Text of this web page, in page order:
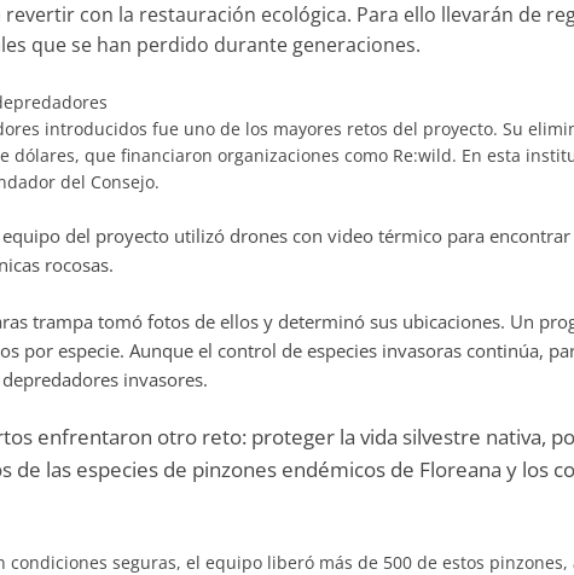
con la restauración ecológica. Para ello llevarán de
que se han perdido durante generaciones.
introducidos fue uno de los mayores retos del proyecto. Su
dólares, que financiaron organizaciones como Re:wild. En esta
del Consejo.
equipo del proyecto utilizó drones con video térmico para
rocosas.
trampa tomó fotos de ellos y determinó sus ubicaciones. Un
por especie. Aunque el control de especies invasoras continúa,
invasores.
enfrentaron otro reto: proteger la vida silvestre nativa,
de las especies de pinzones endémicos de Floreana y los
condiciones seguras, el equipo liberó más de 500 de estos pinzones,